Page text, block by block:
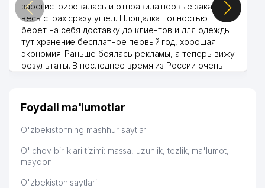
зарегистрировалась и отправила первые заказы,
весь страх сразу ушел. Площадка полностью
берет на себя доставку до клиентов и для одежды
тут хранение бесплатное первый год, хорошая
экономия. Раньше боялась рекламы, а теперь вижу
результаты. В последнее время из России очень
дальше развиваюсь потихоньку😊
Hamida 03.08.2026 12:45:39
Foydali ma'lumotlar
O'zbekistonning mashhur saytlari
O'lchov birliklari tizimi: massa, uzunlik, tezlik, ma'lumot,
maydon
O'zbekiston saytlari